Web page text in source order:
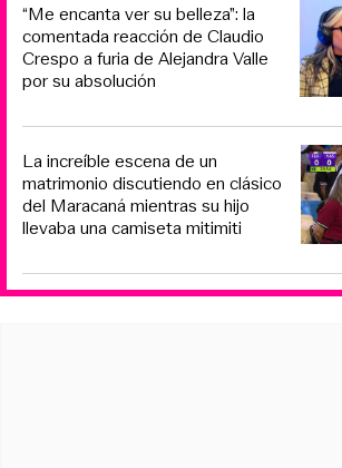
“Me encanta ver su belleza”: la
comentada reacción de Claudio
Crespo a furia de Alejandra Valle
por su absolución
La increíble escena de un
matrimonio discutiendo en clásico
del Maracaná mientras su hijo
llevaba una camiseta mitimiti